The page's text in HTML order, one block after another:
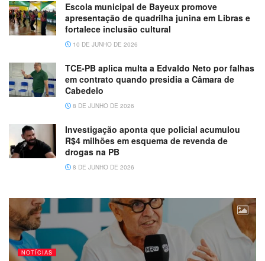
Escola municipal de Bayeux promove
apresentação de quadrilha junina em Libras e
fortalece inclusão cultural
10 DE JUNHO DE 2026
TCE-PB aplica multa a Edvaldo Neto por falhas
em contrato quando presidia a Câmara de
Cabedelo
8 DE JUNHO DE 2026
Investigação aponta que policial acumulou
R$4 milhões em esquema de revenda de
drogas na PB
8 DE JUNHO DE 2026
NOTÍCIAS